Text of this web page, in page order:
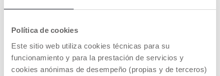
Política de cookies
Este sitio web utiliza cookies técnicas para su
funcionamiento y para la prestación de servicios y
cookies anónimas de desempeño (propias y de terceros)
que permite
trona.
110kg, acompaña a tu
SHOW MORE